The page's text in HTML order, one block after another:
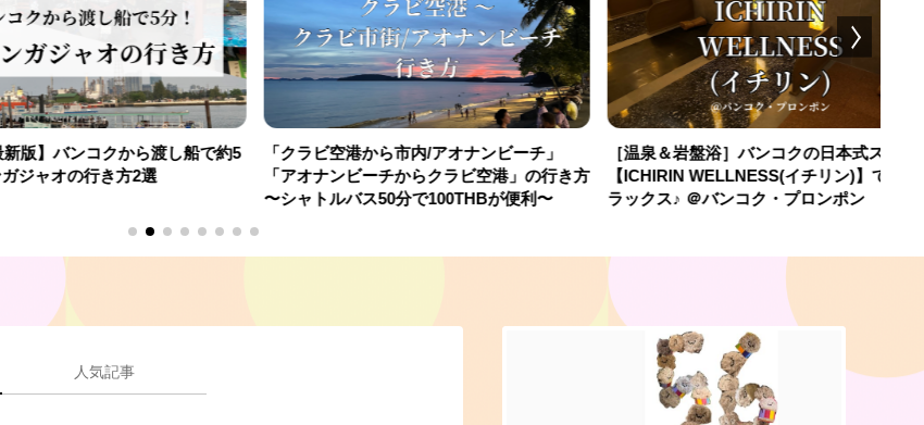
「クラビ空港から市内/アオナンビーチ」
「アオナンビーチからクラビ空港」の行き方
〜シャトルバス50分で100THBが便利〜
［温泉＆岩盤浴］バンコクの日本式スパ
【ICHIRIN WELLNESS(イチリン)】で1日リ
ラックス♪ ＠バンコク・プロンポン
クラビ（Krabi）旅行で買
産が買える場所はここ！〜
カード〜
人気記事